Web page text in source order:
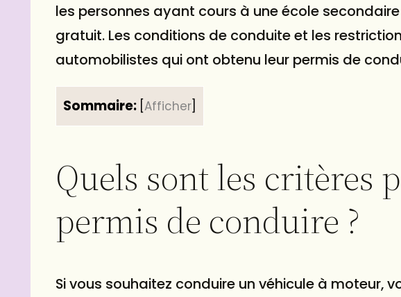
les personnes ayant cours à une école
gratuit. Les conditions de conduite et les
automobilistes qui ont obtenu leur permis de
Sommaire: Afficher
Quels sont les critères
permis de conduire ?
Si vous souhaitez conduire un véhicule à moteur,